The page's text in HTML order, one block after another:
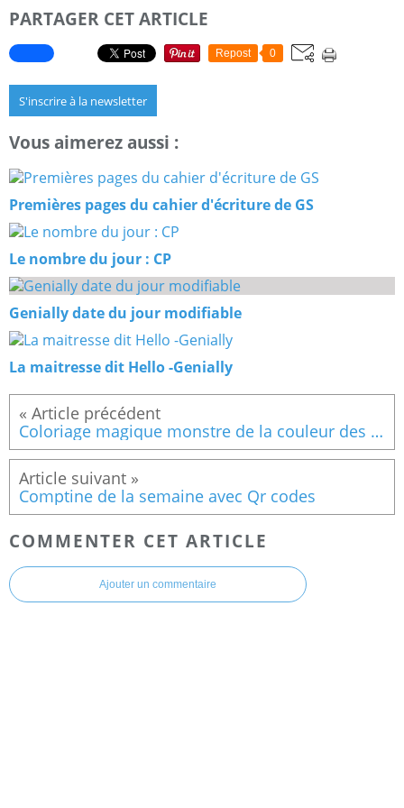
PARTAGER CET ARTICLE
Repost 0
S'inscrire à la newsletter
Vous aimerez aussi :
Premières pages du cahier d'écriture de GS
Le nombre du jour : CP
Genially date du jour modifiable
La maitresse dit Hello -Genially
Coloriage magique monstre de la couleur des émotions - maternelle GS
Comptine de la semaine avec Qr codes
COMMENTER CET ARTICLE
Ajouter un commentaire